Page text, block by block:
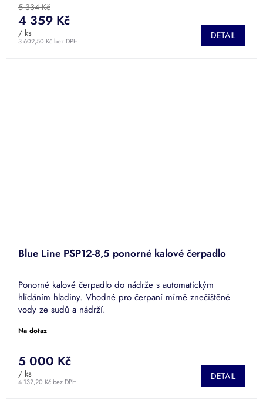
5 334 Kč
3 602,50 Kč bez DPH
4 359 Kč
/ ks DETAIL
Blue Line PSP12-8,5 ponorné kalové čerpadlo
Ponorné kalové čerpadlo do nádrže s automatickým
hlídáním hladiny. Vhodné pro čerpaní mírně znečištěné
vody ze sudů a nádrží.
Na dotaz
4 132,20 Kč bez DPH
5 000 Kč
/ ks DETAIL